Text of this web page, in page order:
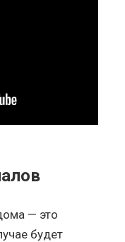
— это
будет